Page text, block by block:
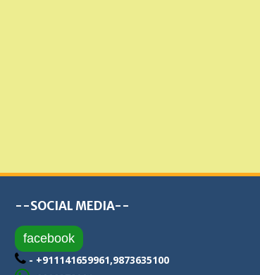
--SOCIAL MEDIA--
facebook
- +911141659961,9873635100